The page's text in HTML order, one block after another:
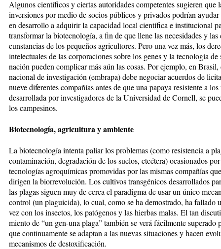
Algunos científicos y ciertas auto­ri­dades competentes sugieren que
inversiones por medio de socios públicos y privados podrían ayudar
en desarrollo a adquirir la ca­pacidad local científica e institu­cio­nal
transformar la biotecnolo­gía, a fin de que llene las necesidades y
cunstancias de los pequeños agri­cul­tores. Pero una vez más, los
intelectuales de las corporaciones sobre los genes y la tecnología
nación pueden complicar más aún las cosas. Por ejemplo, en
nacional de investigación (embra­pa) debe negociar acuerdos de
nueve diferentes compa­ñías antes de que una papaya resis­­ten­te a
desarrollada por in­ves­ti­gado­res de la Universidad de Cornell, se
los campesinos.
Biotecnología, agricultura y ambiente
La biotecnología intenta paliar los pro­­blemas (como resistencia a
contaminación, degradación de los suelos, etcétera) ocasionados
tecnologías agroquí­mi­cas pro­movidas por las mismas com­pa­ñías
dirigen la bio­­rre­volu­ción. Los cultivos transgénicos desa­rro­llados
las plagas si­guen muy de cerca el paradigma de usar un único
con­trol (un pla­­gui­cida), lo cual, como se ha de­mos­tra­do, ha fallado
vez con los insectos, los patógenos y las hier­bas malas. El tan
mien­to de “un gen-una plaga” tam­bién se verá fá­cil­men­te superado
que con­ti­nua­men­te se adap­tan a las nuevas situaciones y hacen
mecanismos de destoxificación.